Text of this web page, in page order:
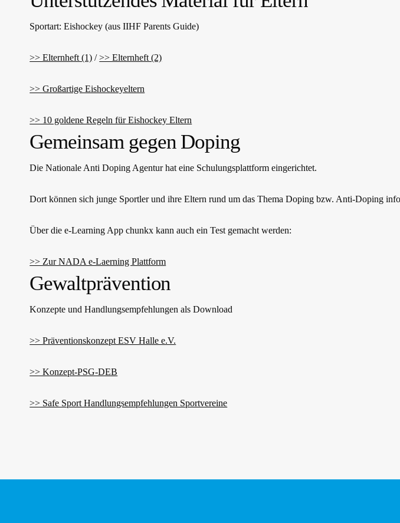
Sportart: Eishockey (aus IIHF Parents Guide)
>> Elternheft (1) />> Elternheft (2)
>> Großartige Eishockeyeltern
>> 10 goldene Regeln für Eishockey Eltern
Gemeinsam gegen Doping
Die Nationale Anti Doping Agentur hat eine Schulungsplattform eingerichtet.
Dort können sich junge Sportler und ihre Eltern rund um das Thema Doping bzw. Anti-Doping
Über die e-Learning App chunkx kann auch ein Test gemacht werden:
>> Zur NADA e-Laerning Plattform
Gewaltprävention
Konzepte und Handlungsempfehlungen als Download
>> Präventionskonzept ESV Halle e.V.
>> Konzept-PSG-DEB
>> Safe Sport Handlungsempfehlungen Sportvereine